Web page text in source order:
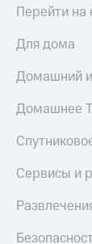
Перейти на
Для дома
Домашний
Домашнее
Сервисы и